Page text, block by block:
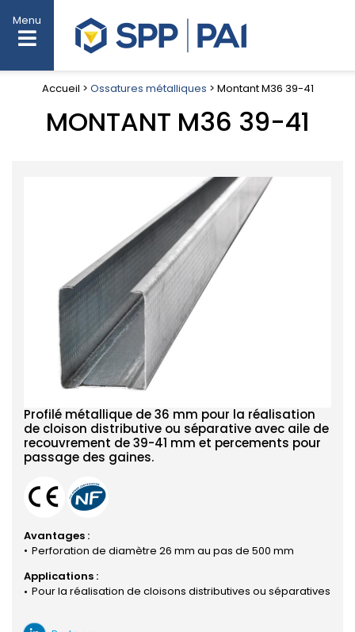
Menu
Accueil > Ossatures métalliques > Montant M36 39-41
MONTANT M36 39-41
Profilé métallique de 36 mm pour la réalisation
de cloison distributive ou séparative avec aile de
recouvrement de 39-41 mm et percements pour
passage des gaines.
Avantages :
Perforation de diamètre 26 mm au pas de 500 mm
Applications :
Pour la réalisation de cloisons distributives ou séparatives